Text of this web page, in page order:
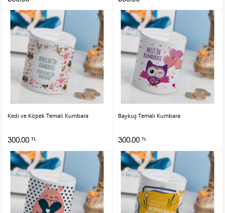
Kedi ve Köpek Temalı Kumbara
300.00 TL
Baykuş Temalı Kumbara
300.00 TL